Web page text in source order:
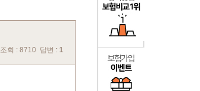
조회 : 8710 답변 : 1